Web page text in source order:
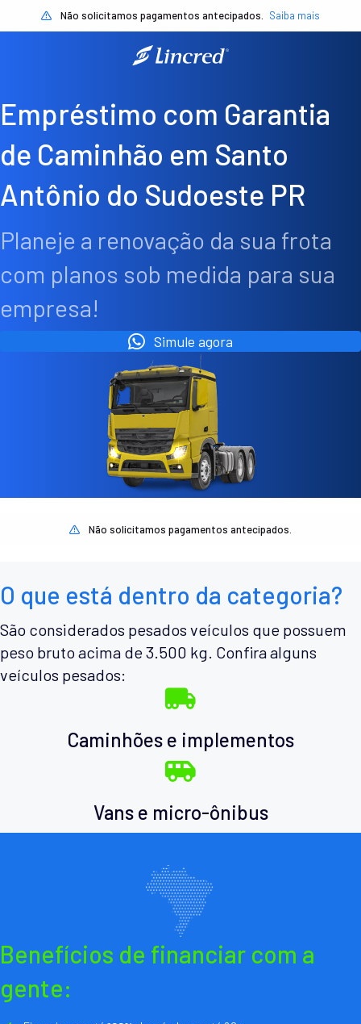
Não solicitamos pagamentos antecipados. Saiba mais
Empréstimo com Garantia
de Caminhão em Santo
Antônio do Sudoeste PR
Planeje a renovação da sua frota
com planos sob medida para sua
empresa!
Simule agora
Não solicitamos pagamentos antecipados.
O que está dentro da categoria?
São considerados pesados veículos que possuem
peso bruto acima de 3.500 kg. Confira alguns
veículos pesados:
Caminhões e implementos
Vans e micro-ônibus
Benefícios de financiar com a
gente: